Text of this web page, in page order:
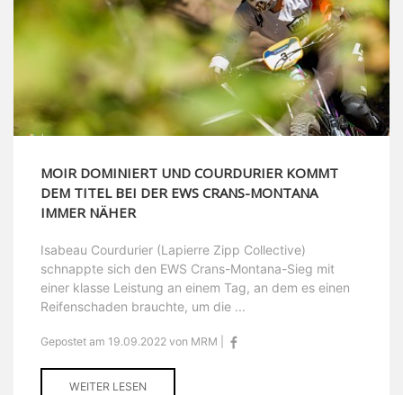
MOIR DOMINIERT UND COURDURIER KOMMT
DEM TITEL BEI DER EWS CRANS-MONTANA
IMMER NÄHER
Isabeau Courdurier (Lapierre Zipp Collective)
schnappte sich den EWS Crans-Montana-Sieg mit
einer klasse Leistung an einem Tag, an dem es einen
Reifenschaden brauchte, um die ...
Gepostet am 19.09.2022 von MRM |
WEITER LESEN